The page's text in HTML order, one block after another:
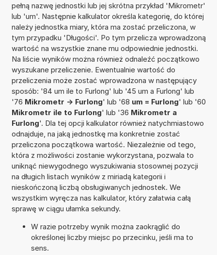
pełną nazwę jednostki lub jej skrótna przykład 'Mikrometr'
lub 'um'. Następnie kalkulator określa kategorię, do której
należy jednostka miary, która ma zostać przeliczona, w
tym przypadku 'Długości'. Po tym przelicza wprowadzoną
wartość na wszystkie znane mu odpowiednie jednostki.
Na liście wyników można również odnaleźć początkowo
wyszukane przeliczenie. Ewentualnie wartość do
przeliczenia może zostać wprowadzona w następujący
sposób: '84 um ile to Furlong' lub '45 um a Furlong' lub
'76 Mikrometr -> Furlong' lub '68 um = Furlong' lub '60
Mikrometr ile to Furlong' lub '36 Mikrometr a
Furlong'. Dla tej opcji kalkulator również natychmiastowo
odnajduje, na jaką jednostkę ma konkretnie zostać
przeliczona początkowa wartość. Niezależnie od tego,
która z możliwości zostanie wykorzystana, pozwala to
uniknąć niewygodnego wyszukiwania stosownej pozycji
na długich listach wyników z miriadą kategorii i
nieskończoną liczbą obsługiwanych jednostek. We
wszystkim wyręcza nas kalkulator, który załatwia całą
sprawę w ciągu ułamka sekundy.
W razie potrzeby wynik można zaokrąglić do
określonej liczby miejsc po przecinku, jeśli ma to
sens.